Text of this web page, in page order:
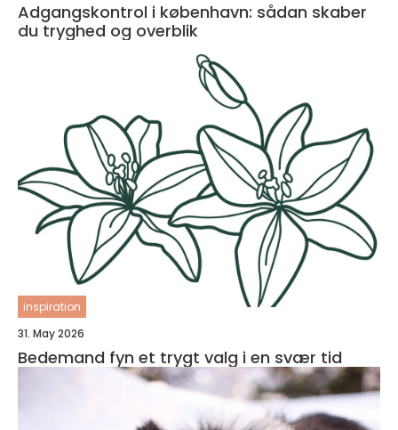
Adgangskontrol i københavn: sådan skaber
du tryghed og overblik
inspiration
31. May 2026
Bedemand fyn et trygt valg i en svær tid